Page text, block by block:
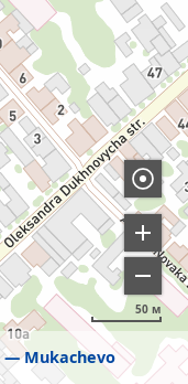
Mukachevo
50 м